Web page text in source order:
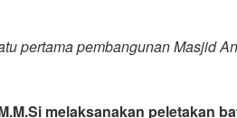
pertama pembangunan Masjid
melaksanakan peletakan